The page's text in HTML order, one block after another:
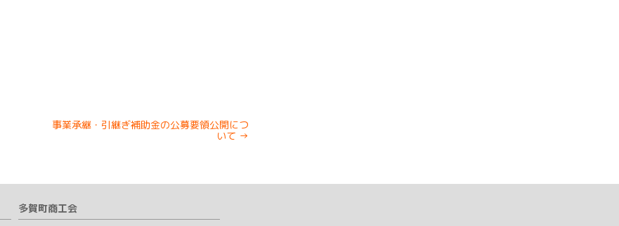
事業承継・引継ぎ補助金の公募要領公開につ
いて →
多賀町商工会